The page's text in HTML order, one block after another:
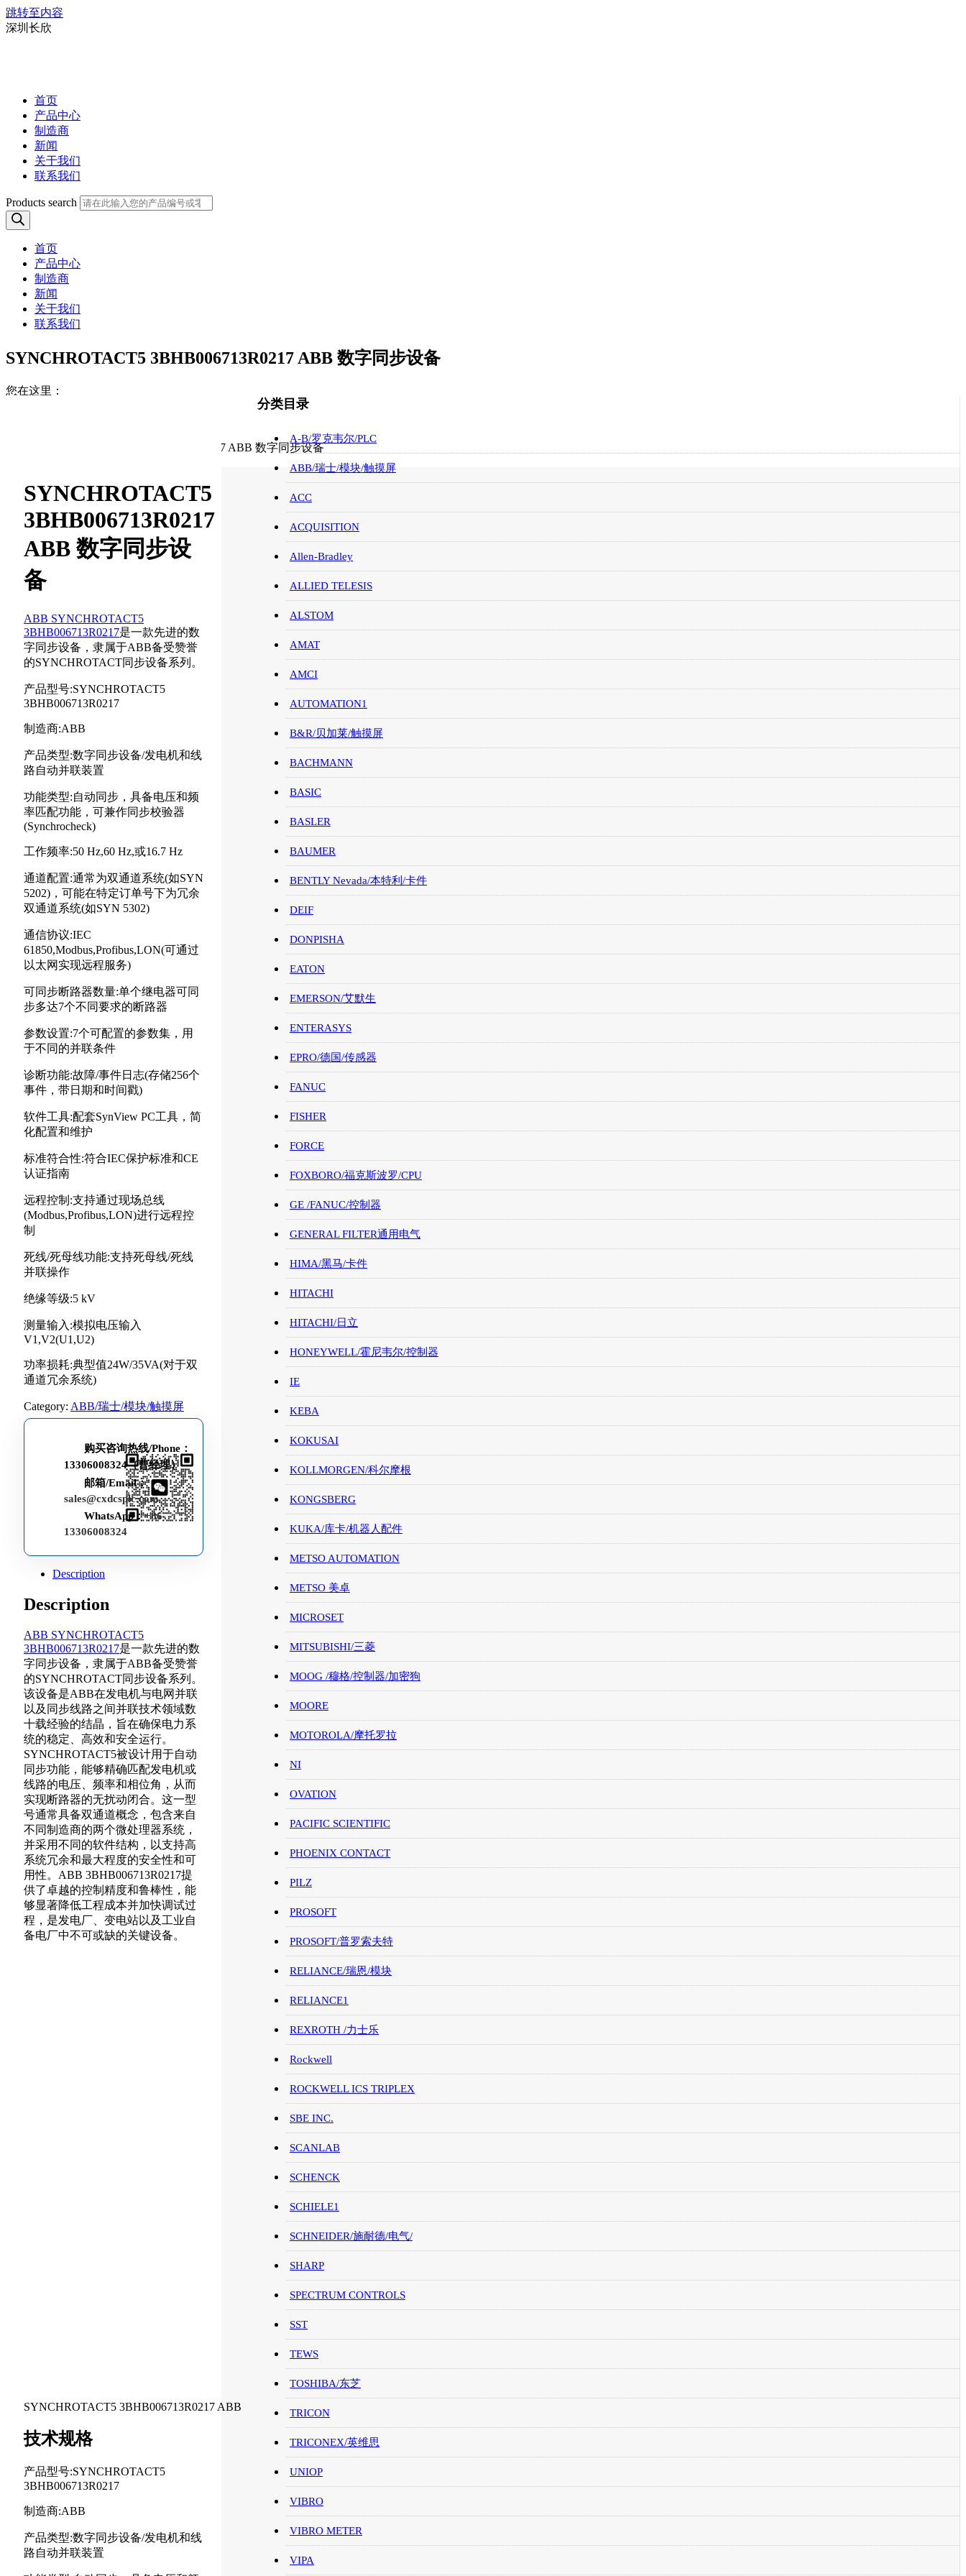
跳转至内容
深圳长欣
首页
产品中心
制造商
新闻
关于我们
联系我们
Products search
首页
产品中心
制造商
新闻
关于我们
联系我们
SYNCHROTACT5 3BHB006713R0217 ABB 数字同步设备
您在这里：
SYNCHROTACT5 3BHB006713R0217 ABB 数字同步设备
SYNCHROTACT5
3BHB006713R0217
ABB 数字同步设
备
ABB SYNCHROTACT5
3BHB006713R0217是一款先进的数
字同步设备，隶属于ABB备受赞誉
的SYNCHROTACT同步设备系列。
产品型号:SYNCHROTACT5
3BHB006713R0217
制造商:ABB
产品类型:数字同步设备/发电机和线
路自动并联装置
功能类型:自动同步，具备电压和频
率匹配功能，可兼作同步校验器
(Synchrocheck)
工作频率:50 Hz,60 Hz,或16.7 Hz
通道配置:通常为双通道系统(如SYN
5202)，可能在特定订单号下为冗余
双通道系统(如SYN 5302)
通信协议:IEC
61850,Modbus,Profibus,LON(可通过
以太网实现远程服务)
可同步断路器数量:单个继电器可同
步多达7个不同要求的断路器
参数设置:7个可配置的参数集，用
于不同的并联条件
诊断功能:故障/事件日志(存储256个
事件，带日期和时间戳)
软件工具:配套SynView PC工具，简
化配置和维护
标准符合性:符合IEC保护标准和CE
认证指南
远程控制:支持通过现场总线
(Modbus,Profibus,LON)进行远程控
制
死线/死母线功能:支持死母线/死线
并联操作
绝缘等级:5 kV
测量输入:模拟电压输入
V1,V2(U1,U2)
功率损耗:典型值24W/35VA(对于双
通道冗余系统)
Category: ABB/瑞士/模块/触摸屏
购买咨询热线/Phone：
13306008324（曹经理）
邮箱/Email：
sales@cxdcsplc.com
WhatsApp：+86-
13306008324
Description
Description
ABB SYNCHROTACT5
3BHB006713R0217是一款先进的数
字同步设备，隶属于ABB备受赞誉
的SYNCHROTACT同步设备系列。
该设备是ABB在发电机与电网并联
以及同步线路之间并联技术领域数
十载经验的结晶，旨在确保电力系
统的稳定、高效和安全运行。
SYNCHROTACT5被设计用于自动
同步功能，能够精确匹配发电机或
线路的电压、频率和相位角，从而
实现断路器的无扰动闭合。这一型
号通常具备双通道概念，包含来自
不同制造商的两个微处理器系统，
并采用不同的软件结构，以支持高
系统冗余和最大程度的安全性和可
用性。ABB 3BHB006713R0217提
供了卓越的控制精度和鲁棒性，能
够显著降低工程成本并加快调试过
程，是发电厂、变电站以及工业自
备电厂中不可或缺的关键设备。
SYNCHROTACT5 3BHB006713R0217 ABB
技术规格
产品型号:SYNCHROTACT5
3BHB006713R0217
制造商:ABB
产品类型:数字同步设备/发电机和线
路自动并联装置
分类目录
A-B/罗克韦尔/PLC
ABB/瑞士/模块/触摸屏
ACC
ACQUISITION
Allen-Bradley
ALLIED TELESIS
ALSTOM
AMAT
AMCI
AUTOMATION1
B&R/贝加莱/触摸屏
BACHMANN
BASIC
BASLER
BAUMER
BENTLY Nevada/本特利/卡件
DEIF
DONPISHA
EATON
EMERSON/艾默生
ENTERASYS
EPRO/德国/传感器
FANUC
FISHER
FORCE
FOXBORO/福克斯波罗/CPU
GE /FANUC/控制器
GENERAL FILTER通用电气
HIMA/黑马/卡件
HITACHI
HITACHI/日立
HONEYWELL/霍尼韦尔/控制器
IE
KEBA
KOKUSAI
KOLLMORGEN/科尔摩根
KONGSBERG
KUKA/库卡/机器人配件
METSO AUTOMATION
METSO 美卓
MICROSET
MITSUBISHI/三菱
MOOG /穆格/控制器/加密狗
MOORE
MOTOROLA/摩托罗拉
NI
OVATION
PACIFIC SCIENTIFIC
PHOENIX CONTACT
PILZ
PROSOFT
PROSOFT/普罗索夫特
RELIANCE/瑞恩/模块
RELIANCE1
REXROTH /力士乐
Rockwell
ROCKWELL ICS TRIPLEX
SBE INC.
SCANLAB
SCHENCK
SCHIELE1
SCHNEIDER/施耐德/电气/
SHARP
SPECTRUM CONTROLS
SST
TEWS
TOSHIBA/东芝
TRICON
TRICONEX/英维思
UNIOP
VIBRO
VIBRO METER
VIPA